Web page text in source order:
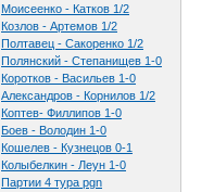
Моисеенко - Катков 1/2
Козлов - Артемов 1/2
Полтавец - Сакоренко 1/2
Полянский - Степанищев 1-0
Коротков - Васильев 1-0
Александров - Корнилов 1/2
Коптев- Филлипов 1-0
Боев - Володин 1-0
Кошелев - Кузнецов 0-1
Колыбелкин - Леун 1-0
Партии 4 тура pgn